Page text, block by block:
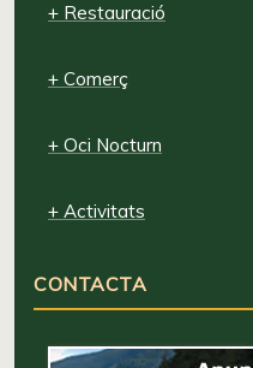
+ Restauració
+ Comerç
+ Oci Nocturn
+ Activitats
CONTACTA